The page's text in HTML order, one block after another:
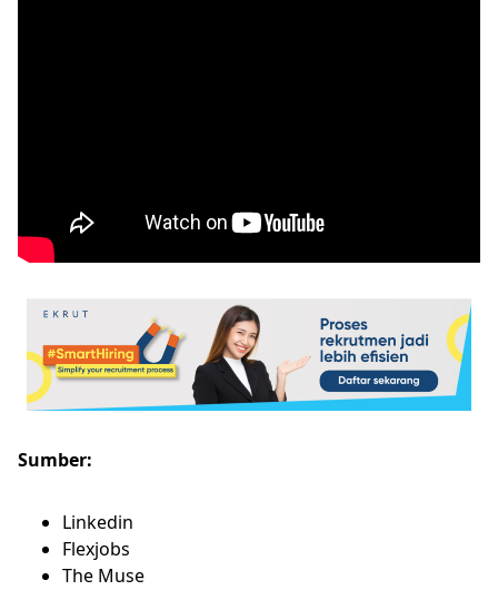
Sumber:
Linkedin
Flexjobs
The Muse